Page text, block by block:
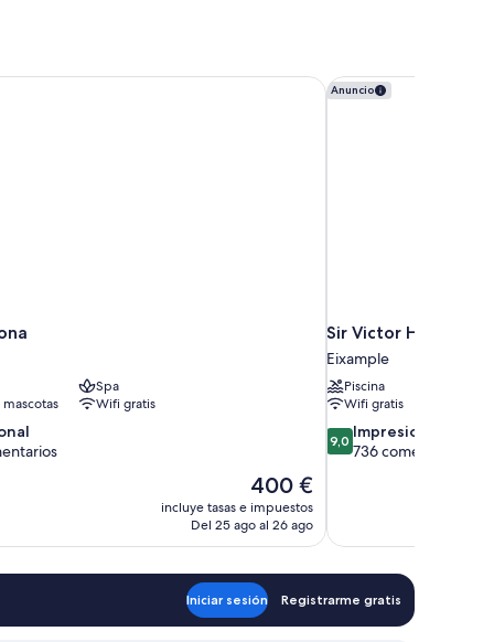
Spa
Wifi gratis
El
precio
actual
400 €
400 €
incluye tasas e impuestos
Del 25 ago al 26 ago
Anuncio
Sir Victor Hotel,
Eixample
Piscina
Wifi gratis
9.0
sobre
9,0 Impresionante
736 comentarios
Sir Victor Hotel,
Iniciar sesión Registrarme gratis